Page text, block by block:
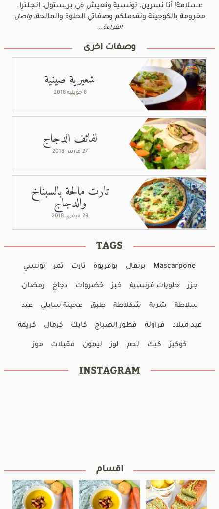
عسلامة! أنا نسرين، تونسية ونعيش في بريستول، إنجلترا.
مغرومة بالكوجينة ونقدملكم وصفاتي الحلوة والمالحة. واصل
القراءة...
وصفات أخرى
شعيرية صينية
8 جويلية 2018
لفائف الدجاج
27 مارس 2018
تارت مالحة بالسبناخ
والدجاج
28 فيفري 2018
TAGS
Mascarpone برتقال بوفريوة تارت تمر تونسي
جزر حلويات فرنسية خبز خضروات دجاج رمضان
سلاطة شربة شكلاطة طبق عجينة سابلي عيد
عيد ميلاد فراولة فطور الصباح كايك كرمال كريمة
كوكيز كيك لحم لوز ليمون مقبلات موز
INSTAGRAM
أقسام